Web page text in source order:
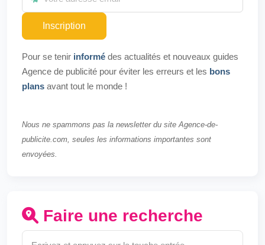
Inscription
Pour se tenir informé des actualités et nouveaux guides
Agence de publicité pour éviter les erreurs et les bons
plans avant tout le monde !
Nous ne spammons pas la newsletter du site Agence-de-
publicite.com, seules les informations importantes sont
envoyées.
Faire une recherche